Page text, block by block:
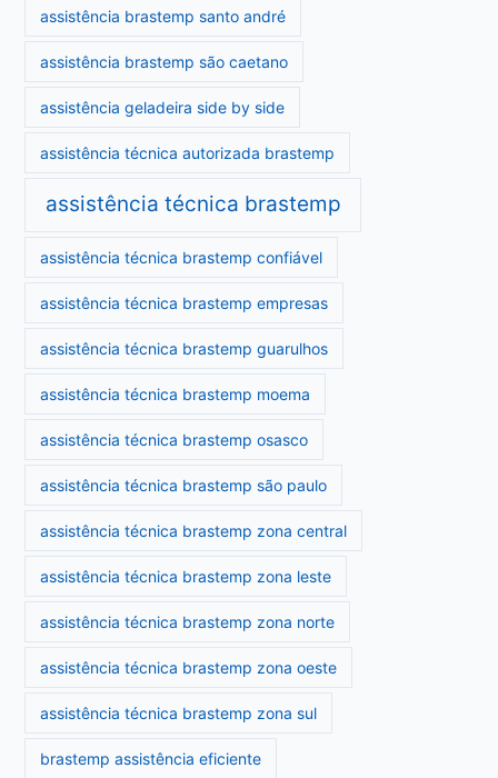
assistência brastemp santo andré
assistência brastemp são caetano
assistência geladeira side by side
assistência técnica autorizada brastemp
assistência técnica brastemp
assistência técnica brastemp confiável
assistência técnica brastemp empresas
assistência técnica brastemp guarulhos
assistência técnica brastemp moema
assistência técnica brastemp osasco
assistência técnica brastemp são paulo
assistência técnica brastemp zona central
assistência técnica brastemp zona leste
assistência técnica brastemp zona norte
assistência técnica brastemp zona oeste
assistência técnica brastemp zona sul
brastemp assistência eficiente